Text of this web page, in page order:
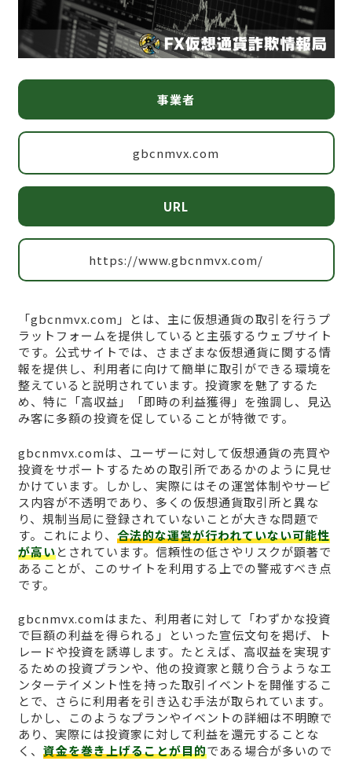
事業者
gbcnmvx.com
URL
https://www.gbcnmvx.com/
「gbcnmvx.com」とは、主に仮想通貨の取引を行うプ
ラットフォームを提供していると主張するウェブサイト
です。公式サイトでは、さまざまな仮想通貨に関する情
報を提供し、利用者に向けて簡単に取引ができる環境を
整えていると説明されています。投資家を魅了するた
め、特に「高収益」「即時の利益獲得」を強調し、見込
み客に多額の投資を促していることが特徴です。
gbcnmvx.comは、ユーザーに対して仮想通貨の売買や
投資をサポートするための取引所であるかのように見せ
かけています。しかし、実際にはその運営体制やサービ
ス内容が不透明であり、多くの仮想通貨取引所と異な
り、規制当局に登録されていないことが大きな問題で
す。これにより、 合法的な運営が行われていない可能性
が高いとされています。信頼性の低さやリスクが顕著で
あることが、このサイトを利用する上での警戒すべき点
です。
gbcnmvx.comはまた、利用者に対して「わずかな投資
で巨額の利益を得られる」といった宣伝文句を掲げ、ト
レードや投資を誘導します。たとえば、高収益を実現す
るための投資プランや、他の投資家と競り合うようなエ
ンターテイメント性を持った取引イベントを開催するこ
とで、さらに利用者を引き込む手法が取られています。
しかし、このようなプランやイベントの詳細は不明瞭で
あり、実際には投資家に対して利益を還元することな
く、 資金を巻き上げることが目的である場合が多いので